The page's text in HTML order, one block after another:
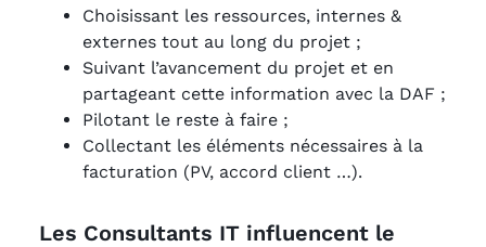
Choisissant les ressources, internes &
externes tout au long du projet ;
Suivant l’avancement du projet et en
partageant cette information avec la DAF ;
Pilotant le reste à faire ;
Collectant les éléments nécessaires à la
facturation (PV, accord client …).
Les Consultants IT influencent le